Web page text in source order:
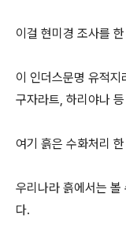
이걸 현미경 조사를
이 인더스문명 유적
구자라트, 하리야나
여기 흙은 수화처리
우리나라 흙에서는 볼
다.